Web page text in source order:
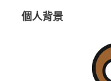
個人背景